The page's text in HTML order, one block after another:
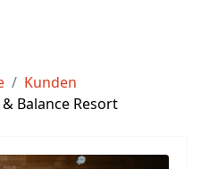
Kunden
Balance Resort